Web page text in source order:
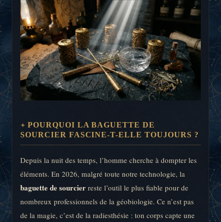
POURQUOI LA BAGUETTE DE
SOURCIER FASCINE-T-ELLE TOUJOURS ?
Depuis la nuit des temps, l’homme cherche à dompter les
éléments. En 2026, malgré toute notre technologie, la
baguette de sourcier reste l’outil le plus fiable pour de
nombreux professionnels de la géobiologie. Ce n’est pas
de la magie, c’est de la radiesthésie : ton corps capte une